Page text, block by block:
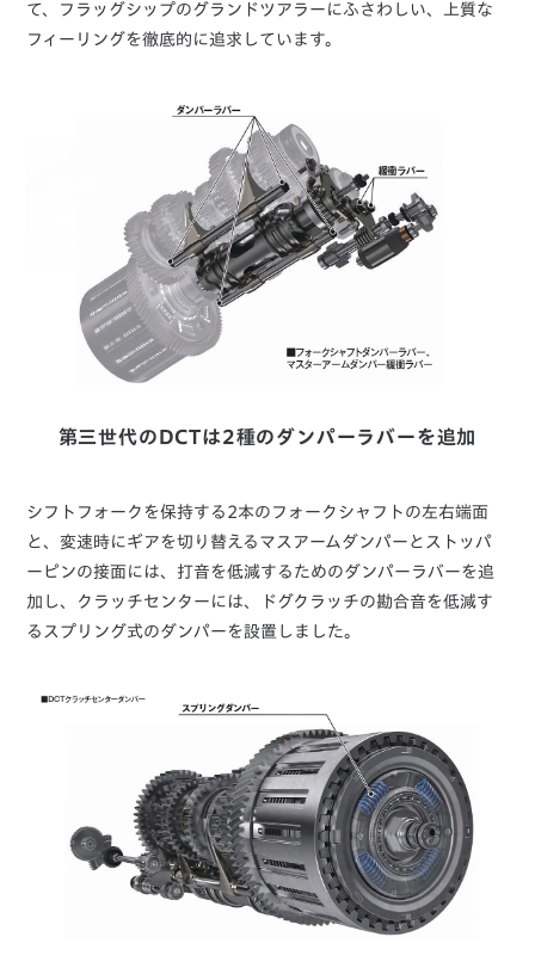
て、フラッグシップのグランドツアラーにふさわしい、上質な
フィーリングを徹底的に追求しています。
第三世代のDCTは2種のダンパーラバーを追加
シフトフォークを保持する2本のフォークシャフトの左右端面
と、変速時にギアを切り替えるマスアームダンパーとストッパ
ーピンの接面には、打音を低減するためのダンパーラバーを追
加し、クラッチセンターには、ドグクラッチの勘合音を低減す
るスプリング式のダンパーを設置しました。